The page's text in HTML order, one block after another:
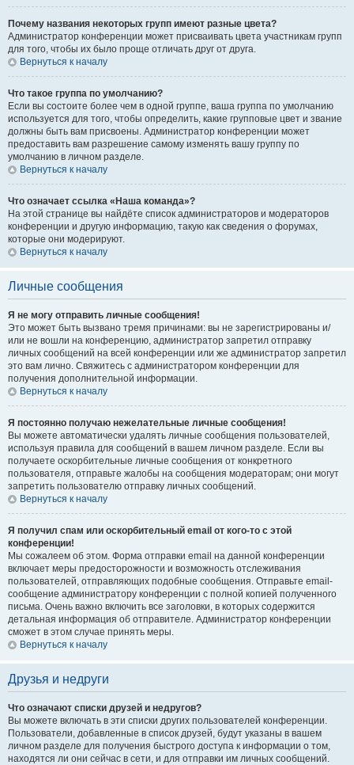
Почему названия некоторых групп имеют разные цвета?
Администратор конференции может присваивать цвета участникам групп
для того, чтобы их было проще отличать друг от друга.
Вернуться к началу
Что такое группа по умолчанию?
Если вы состоите более чем в одной группе, ваша группа по умолчанию
используется для того, чтобы определить, какие групповые цвет и звание
должны быть вам присвоены. Администратор конференции может
предоставить вам разрешение самому изменять вашу группу по
умолчанию в личном разделе.
Вернуться к началу
Что означает ссылка «Наша команда»?
На этой странице вы найдёте список администраторов и модераторов
конференции и другую информацию, такую как сведения о форумах,
которые они модерируют.
Вернуться к началу
Личные сообщения
Я не могу отправить личные сообщения!
Это может быть вызвано тремя причинами: вы не зарегистрированы и/
или не вошли на конференцию, администратор запретил отправку
личных сообщений на всей конференции или же администратор запретил
это вам лично. Свяжитесь с администратором конференции для
получения дополнительной информации.
Вернуться к началу
Я постоянно получаю нежелательные личные сообщения!
Вы можете автоматически удалять личные сообщения пользователей,
используя правила для сообщений в вашем личном разделе. Если вы
получаете оскорбительные личные сообщения от конкретного
пользователя, отправьте жалобы на сообщения модераторам; они могут
запретить пользователю отправку личных сообщений.
Вернуться к началу
Я получил спам или оскорбительный email от кого-то с этой
конференции!
Мы сожалеем об этом. Форма отправки email на данной конференции
включает меры предосторожности и возможность отслеживания
пользователей, отправляющих подобные сообщения. Отправьте email-
сообщение администратору конференции с полной копией полученного
письма. Очень важно включить все заголовки, в которых содержится
детальная информация об отправителе. Администратор конференции
сможет в этом случае принять меры.
Вернуться к началу
Друзья и недруги
Что означают списки друзей и недругов?
Вы можете включать в эти списки других пользователей конференции.
Пользователи, добавленные в список друзей, будут указаны в вашем
личном разделе для получения быстрого доступа к информации о том,
находятся ли они сейчас в сети, и для отправки им личных сообщений.